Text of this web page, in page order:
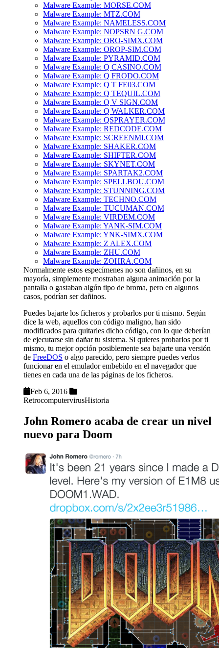
Malware Example: MORSE.COM
Malware Example: MTZ.COM
Malware Example: NAMELESS.COM
Malware Example: NOPSRN G.COM
Malware Example: ORO-SIMX.COM
Malware Example: OROP-SIM.COM
Malware Example: PYRAMID.COM
Malware Example: Q CASINO.COM
Malware Example: Q FRODO.COM
Malware Example: Q T FE03.COM
Malware Example: Q TEQUIL.COM
Malware Example: Q V SIGN.COM
Malware Example: Q WALKER.COM
Malware Example: QSPRAYER.COM
Malware Example: REDCODE.COM
Malware Example: SCREENMI.COM
Malware Example: SHAKER.COM
Malware Example: SHIFTER.COM
Malware Example: SKYNET.COM
Malware Example: SPARTAK2.COM
Malware Example: SPELLBOU.COM
Malware Example: STUNNING.COM
Malware Example: TECHNO.COM
Malware Example: TUCUMAN.COM
Malware Example: VIRDEM.COM
Malware Example: YANK-SIM.COM
Malware Example: YNK-SIMX.COM
Malware Example: Z ALEX.COM
Malware Example: ZHU.COM
Malware Example: ZOHRA.COM
Normalmente estos especímenes no son dañinos, en su
mayoría, simplemente mostraban alguna animación por la
pantalla o gastaban algún tipo de broma, pero en algunos
casos, podrían ser dañinos.
Puedes bajarte los ficheros y probarlos por ti mismo. Según
dice la web, aquellos con código maligno, han sido
modificados para quitarles dicho código, con lo que deberían
de ejecutarse sin dañar tu sistema. Si quieres probarlos por ti
mismo, tu mejor opción posiblemente sea bajarte una versión
de FreeDOS o algo parecido, pero siempre puedes verlos
funcionar en el emulador embebido en el navegador que
tienes en cada una de las páginas de los ficheros.
Feb 6, 2016
RetrocomputervirusHistoria
John Romero acaba de crear un nivel
nuevo para Doom